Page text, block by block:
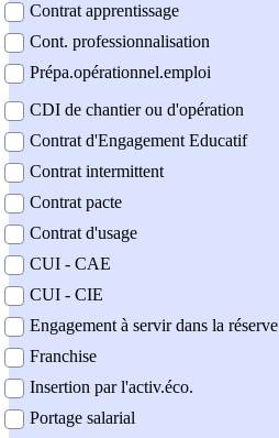
Contrat apprentissage
Cont. professionnalisation
Prépa.opérationnel.emploi
CDI de chantier ou d'opération
Contrat d'Engagement Educatif
Contrat intermittent
Contrat pacte
Contrat d'usage
CUI - CAE
CUI - CIE
Engagement à servir dans la réserve
Franchise
Insertion par l'activ.éco.
Portage salarial